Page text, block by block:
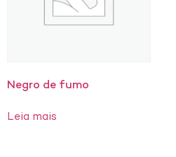
Negro de fumo
Leia mais